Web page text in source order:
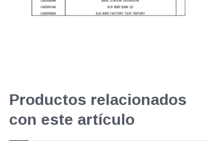
Productos relacionados
con este artículo